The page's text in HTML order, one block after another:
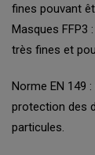
fines pouvant
Masques FFP3
très fines et
Norme EN 149
protection des
particules.